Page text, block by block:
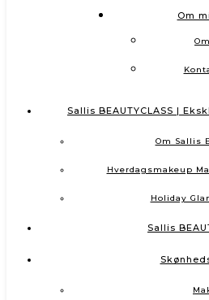
Om
Sallis BEAUTYCLASS |
Om Sallis
Hverdagsmakeup
Holiday
Sallis